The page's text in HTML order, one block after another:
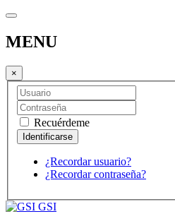
MENU
×
Recuérdeme
¿Recordar usuario?
¿Recordar contraseña?
GSI